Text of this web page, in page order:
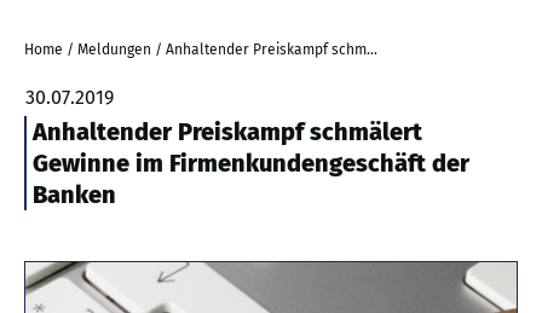
Home / Meldungen / Anhaltender Preiskampf schmälert Gewinne im Firmenkundengeschäft der Banken
30.07.2019
Anhaltender Preiskampf schmälert
Gewinne im Firmenkundengeschäft der
Banken